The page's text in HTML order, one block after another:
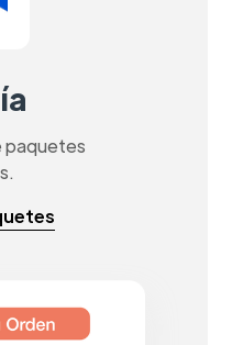
paquetes